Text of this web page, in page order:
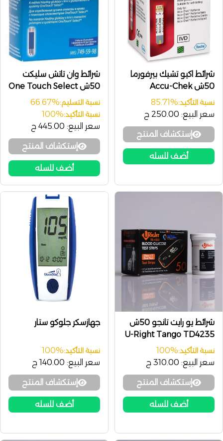
شرائط اكيو تشيك بيرفورما
50ش Accu-Chek
Performa
نسبة التأكيد:85.71%
سعر البيع: 250.00 ج
إستكشاف المنتج
أضف للسله
شرائط وان تاتش سليكت
50ش One Touch Select
نسبة التسليم:66.67%
نسبة التأكيد:100%
سعر البيع: 445.00 ج
إستكشاف المنتج
أضف للسله
شرائط يو رايت تانجو 50ش
U-Right Tango TD4235
نسبة التأكيد:100%
سعر البيع: 310.00 ج
إستكشاف المنتج
أضف للسله
جهازسكر جلوكو ستار
نسبة التأكيد:100%
سعر البيع: 140.00 ج
إستكشاف المنتج
أضف للسله